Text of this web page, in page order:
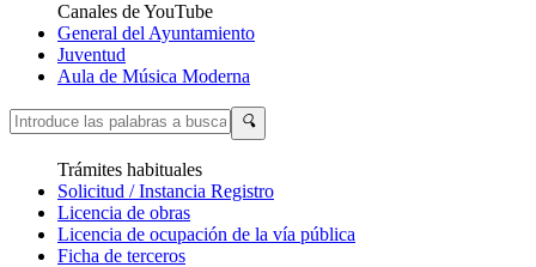
Canales de YouTube
General del Ayuntamiento
Juventud
Aula de Música Moderna
🔍
Trámites habituales
Solicitud / Instancia Registro
Licencia de obras
Licencia de ocupación de la vía pública
Ficha de terceros